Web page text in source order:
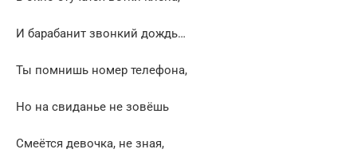
И барабанит звонкий дождь…
Ты помнишь номер телефона,
Но на свиданье не зовёшь
Смеётся девочка, не зная,